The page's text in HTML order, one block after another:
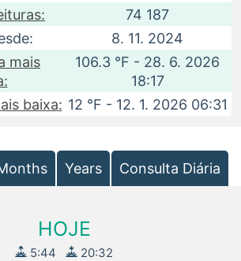
74 187
8. 11. 2024
mais
106.3 °F - 28. 6. 2026
18:17
baixa: 12 °F - 12. 1. 2026 06:31
Years Consulta Diária
HOJE
5:44 20:32